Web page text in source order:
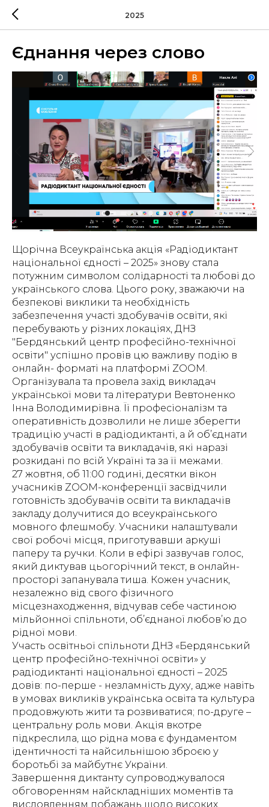
2025
Єднання через слово
Щорічна Всеукраїнська акція «Радіодиктант
національної єдності – 2025» знову стала
потужним символом солідарності та любові до
українського слова. Цього року, зважаючи на
безпекові виклики та необхідність
забезпечення участі здобувачів освіти, які
перебувають у різних локаціях, ДНЗ
"Бердянський центр професійно-технічної
освіти" успішно провів цю важливу подію в
онлайн- форматі на платформі ZOOM.
Організувала та провела захід викладач
української мови та літератури Вевтоненко
Інна Володимирівна. Її професіоналізм та
оперативність дозволили не лише зберегти
традицію участі в радіодиктанті, а й об’єднати
здобувачів освіти та викладачів, які наразі
розкидані по всій Україні та за її межами.
27 жовтня, об 11:00 годині, десятки вікон
учасників ZOOM-конференції засвідчили
готовність здобувачів освіти та викладачів
закладу долучитися до всеукраїнського
мовного флешмобу. Учасники налаштували
свої робочі місця, приготувавши аркуші
паперу та ручки. Коли в ефірі зазвучав голос,
який диктував цьогорічний текст, в онлайн-
просторі запанувала тиша. Кожен учасник,
незалежно від свого фізичного
місцезнаходження, відчував себе частиною
мільйонної спільноти, об’єднаної любов’ю до
рідної мови.
Участь освітньої спільноти ДНЗ «Бердянський
центр професійно-технічної освіти» у
радіодиктанті національної єдності – 2025
довів: по-перше - незламність духу, адже навіть
в умовах викликів українська освіта та культура
продовжують жити та розвиватися; по-друге –
центральну роль мови. Акція вкотре
підкреслила, що рідна мова є фундаментом
ідентичності та найсильнішою зброєю у
боротьбі за майбутнє України.
Завершення диктанту супроводжувалося
обговоренням найскладніших моментів та
висловленням побажань щодо високих